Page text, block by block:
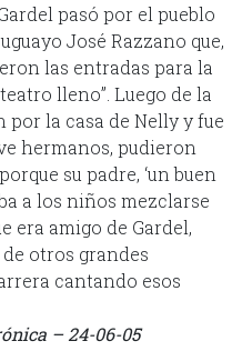
pasó por el pueblo
José Razzano que,
las entradas para la
lleno”. Luego de la
la casa de Nelly y fue
hermanos, pudieron
su padre, ‘un buen
a los niños mezclarse
era amigo de Gardel,
otros grandes
cantando esos
– 24-06-05